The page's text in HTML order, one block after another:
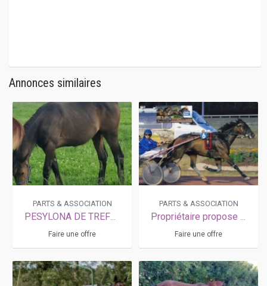
Annonces similaires
PARTS & ASSOCIATION
PESYLONA DE TREFLE
Faire une offre
PARTS & ASSOCIATION
Propriétaire propose association
Faire une offre